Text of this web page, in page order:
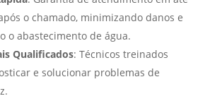
o chamado, minimizando danos e
o abastecimento de água.
Qualificados: Técnicos treinados
e solucionar problemas de